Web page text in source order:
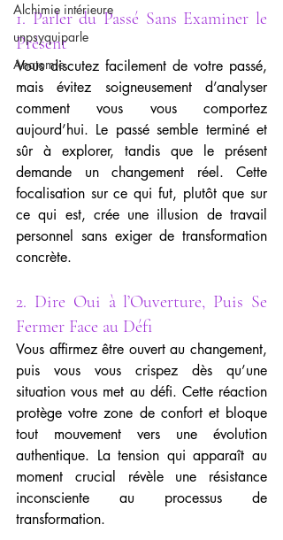
Alchimie intérieure
unpsyquiparle
Anatomie
1. Parler du Passé Sans Examiner le
Présent
Vous discutez facilement de votre passé,
mais évitez soigneusement d’analyser
comment vous vous comportez
aujourd’hui. Le passé semble terminé et
sûr à explorer, tandis que le présent
demande un changement réel. Cette
focalisation sur ce qui fut, plutôt que sur
ce qui est, crée une illusion de travail
personnel sans exiger de transformation
concrète.
2. Dire Oui à l’Ouverture, Puis Se
Fermer Face au Défi
Vous affirmez être ouvert au changement,
puis vous vous crispez dès qu’une
situation vous met au défi. Cette réaction
protège votre zone de confort et bloque
tout mouvement vers une évolution
authentique. La tension qui apparaît au
moment crucial révèle une résistance
inconsciente au processus de
transformation.